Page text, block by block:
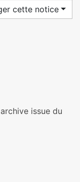
cette notice
issue du